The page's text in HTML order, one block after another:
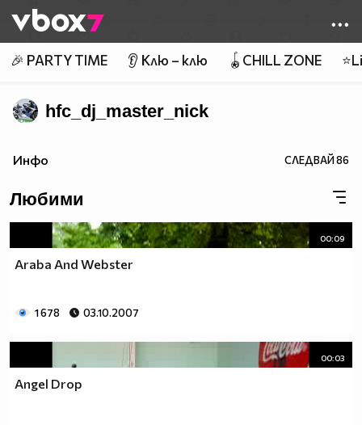
👾
🎉 PARTY TIME 👂 Клю – клю 🪀CHILL ZONE
hfc_dj_master_nick
Инфо СЛЕДВАЙ86
Любими
00:09
Araba And Webster
1 678 03.10.2007
00:03
Angel Drop